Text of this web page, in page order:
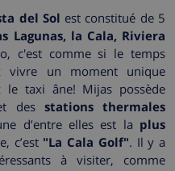
del Sol est constitué de 5
Lagunas, la Cala, Riviera
c'est comme si le temps
vivre un moment unique
le taxi âne! Mijas possède
des stations thermales
d’entre elles est la plus
c’est"La Cala Golf". Il y a
à visiter, comme